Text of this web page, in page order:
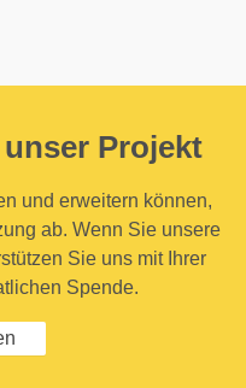
Projekt
und erweitern können,
ab. Wenn Sie unsere
Sie uns mit Ihrer
Spende.